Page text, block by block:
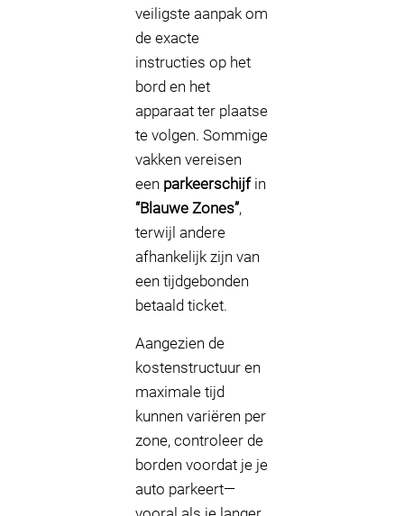
veiligste aanpak om
de exacte
instructies op het
bord en het
apparaat ter plaatse
te volgen. Sommige
vakken vereisen
een parkeerschijfin
“Blauwe Zones”,
terwijl andere
afhankelijk zijn van
een tijdgebonden
betaald ticket.
Aangezien de
kostenstructuur en
maximale tijd
kunnen variëren per
zone, controleer de
borden voordat je je
auto parkeert—